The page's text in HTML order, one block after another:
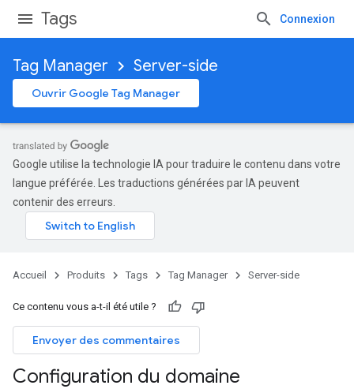
Tags Connexion
Tag Manager Server-side
Ouvrir Google Tag Manager
Google utilise la technologie IA pour traduire le contenu dans votre
langue préférée. Les traductions générées par IA peuvent
contenir des erreurs.
Accueil Produits Tags Tag Manager Server-side
Ce contenu vous a-t-il été utile ?
Envoyer des commentaires
Configuration du domaine